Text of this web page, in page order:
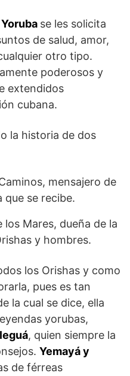
se les solicita
de salud, amor,
otro tipo.
poderosos y
extendidos
cubana.
la historia de dos
mensajero de
que se recibe.
los Mares, dueña de la
y hombres.
los Orishas y como
pues es tan
la cual se dice, ella
yorubas,
, quien siempre la
Yemayá y
de férreas